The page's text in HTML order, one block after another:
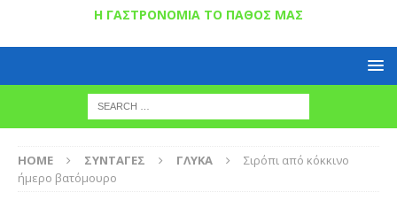
Η ΓΑΣΤΡΟΝΟΜΙΑ ΤΟ ΠΑΘΟΣ ΜΑΣ
HOME ΣΥΝΤΑΓΕΣ ΓΛΥΚΑ
Σιρόπι από κόκκινο
ήμερο βατόμουρο